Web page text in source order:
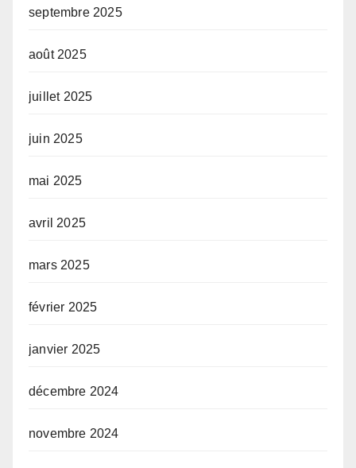
septembre 2025
août 2025
juillet 2025
juin 2025
mai 2025
avril 2025
mars 2025
février 2025
janvier 2025
décembre 2024
novembre 2024